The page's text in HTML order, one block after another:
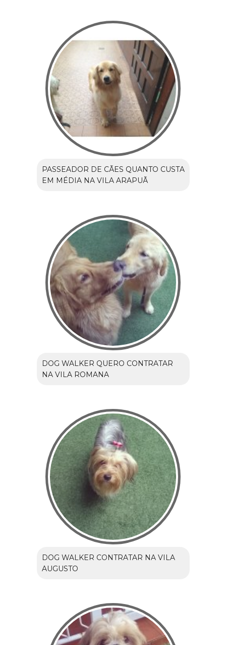
PASSEADOR DE CÃES QUANTO CUSTA
EM MÉDIA NA VILA ARAPUÃ
DOG WALKER QUERO CONTRATAR
NA VILA ROMANA
DOG WALKER CONTRATAR NA VILA
AUGUSTO